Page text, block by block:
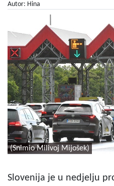
Autor: Hina
(Snimio Milivoj Mijošek)
Slovenija je u nedjelju